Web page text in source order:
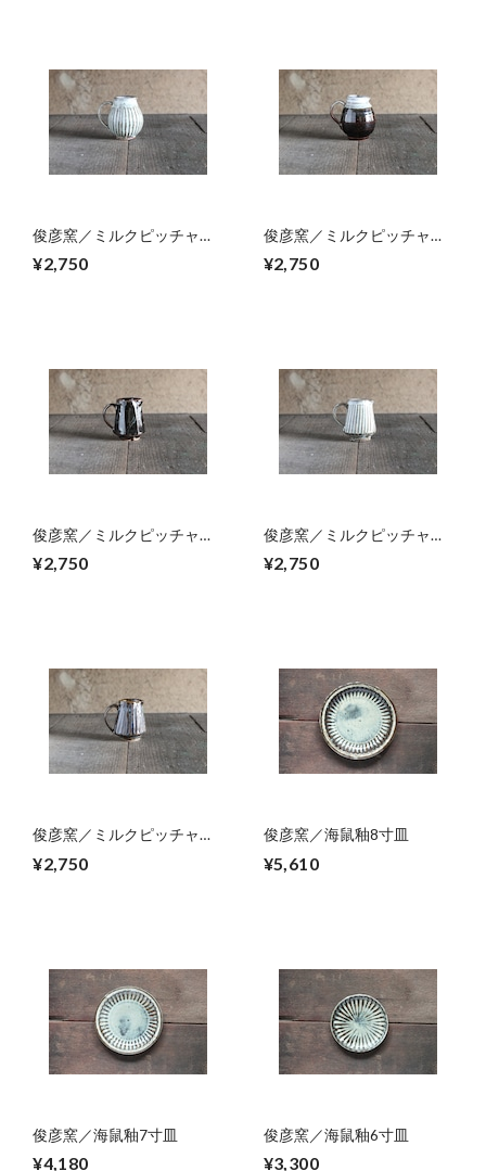
俊彦窯／ミルクピッチャ
¥2,750
俊彦窯／ミルクピッチャ
¥2,750
俊彦窯／ミルクピッチャ
¥2,750
俊彦窯／ミルクピッチャ
¥2,750
俊彦窯／ミルクピッチャ
¥2,750
俊彦窯／海鼠釉8寸皿
¥5,610
俊彦窯／海鼠釉7寸皿
¥4,180
俊彦窯／海鼠釉6寸皿
¥3,300